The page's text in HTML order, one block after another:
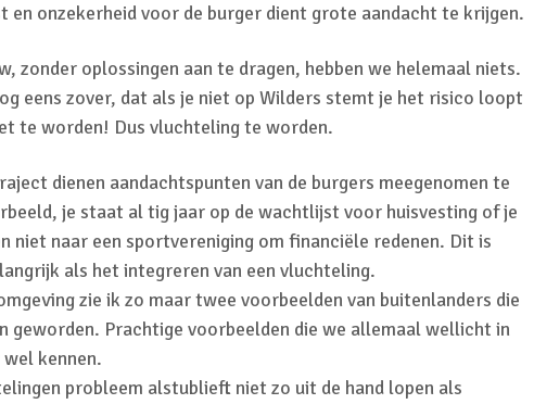
en onzekerheid voor de burger dient grote aandacht te krijgen.
zonder oplossingen aan te dragen, hebben we helemaal niets.
eens zover, dat als je niet op Wilders stemt je het risico loopt
te worden! Dus vluchteling te worden.
dienen aandachtspunten van de burgers meegenomen te
je staat al tig jaar op de wachtlijst voor huisvesting of je
niet naar een sportvereniging om financiële redenen. Dit is
als het integreren van een vluchteling.
zie ik zo maar twee voorbeelden van buitenlanders die
geworden. Prachtige voorbeelden die we allemaal wellicht in
kennen.
probleem alstublieft niet zo uit de hand lopen als